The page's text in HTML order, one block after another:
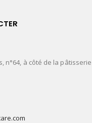
n°64, à côté de la